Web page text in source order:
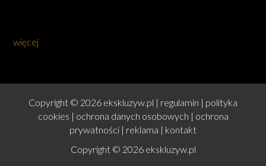
więcej
Copyright © 2026 ekskluzyw.pl | regulamin | polityka
cookies | ochrona danych osobowych | ochrona
prywatności | reklama | kontakt
Copyright © 2026 ekskluzyw.pl